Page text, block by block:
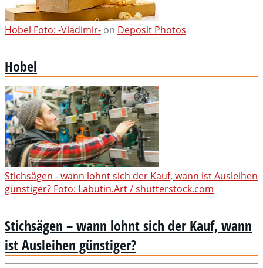
Hobel Foto: -Vladimir- on Deposit Photos
Hobel
Stichsägen - wann lohnt sich der Kauf, wann ist Ausleihen
günstiger? Foto: Labutin.Art / shutterstock.com
Stichsägen – wann lohnt sich der Kauf, wann
ist Ausleihen günstiger?